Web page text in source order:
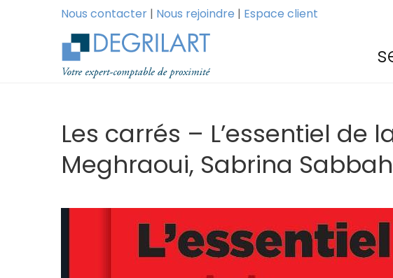
Nous contacter | Nous rejoindre | Espace client
Les carrés – L’essentiel
Meghraoui, Sabrina Sabbah